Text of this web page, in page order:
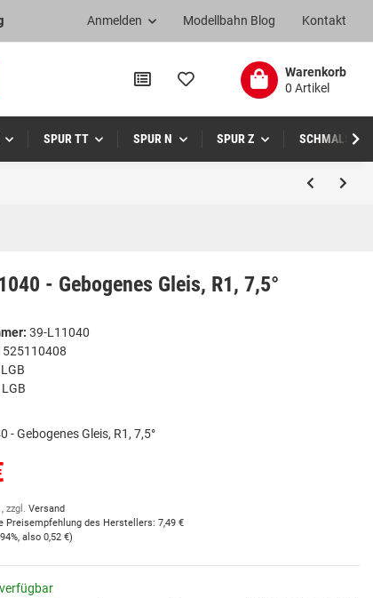
Kontakt
Modellbahn Blog
Anmelden
Warenkorb
0 Artikel
SPUR TT SPUR N SPUR Z SCHMALSPUR
- Gebogenes Gleis, R1, 7,5°
39-L11040
LGB
LGB
- Gebogenes Gleis, R1, 7,5°
zzgl. Versand
Preisempfehlung des Herstellers: 7,49 €
, also 0,52 €)